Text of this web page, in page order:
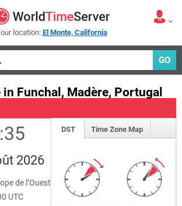
location: El Monte, California
GO
Funchal, Madère, Portugal
2026
de l’Ouest
UTC
DST Time Zone Map